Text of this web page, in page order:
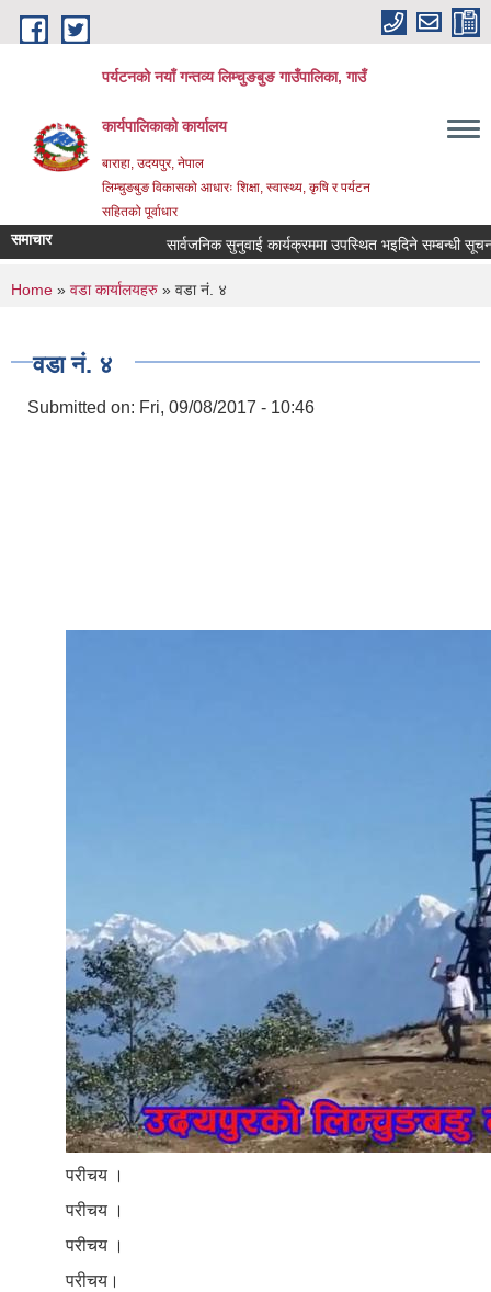
Skip to main content
पर्यटनको नयाँ गन्तव्य लिम्चुङबुङ गाउँपालिका, गाउँ
कार्यपालिकाको कार्यालय
बाराहा, उदयपुर, नेपाल
लिम्चुङबुङ विकासको आधारः शिक्षा, स्वास्थ्य, कृषि र पर्यटन
सहितको पूर्वाधार
समाचार सार्वजनिक सुनुवाई कार्यक्रममा उपस्थित भइदिने सम्बन्धी सूचना ।
You are here
Home » वडा कार्यालयहरु » वडा नं. ४
वडा नं. ४
Submitted on: Fri, 09/08/2017 - 10:46
परीचय ।
परीचय ।
परीचय ।
परीचय।